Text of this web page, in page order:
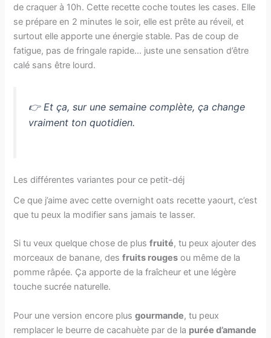
de craquer à 10h. Cette recette coche toutes les cases. Elle
se prépare en 2 minutes le soir, elle est prête au réveil, et
surtout elle apporte une énergie stable. Pas de coup de
fatigue, pas de fringale rapide… juste une sensation d’être
calé sans être lourd.
👉 Et ça, sur une semaine complète, ça change
vraiment ton quotidien.
Les différentes variantes pour ce petit-déj
Ce que j’aime avec cette overnight oats recette yaourt, c’est
que tu peux la modifier sans jamais te lasser.
Si tu veux quelque chose de plusfruité, tu peux ajouter des
morceaux de banane, desfruits rouges ou même de la
pomme râpée. Ça apporte de la fraîcheur et une légère
touche sucrée naturelle.
Pour une version encore plusgourmande, tu peux
remplacer le beurre de cacahuète par de la purée d’amande